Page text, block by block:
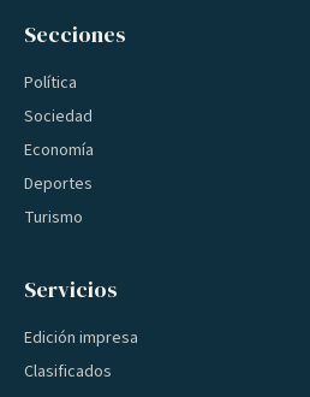
Secciones
Política
Sociedad
Economía
Deportes
Turismo
Servicios
Edición impresa
Clasificados